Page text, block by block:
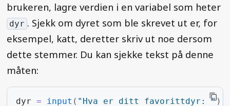
brukeren, lagre verdien i en variabel som heter
dyr . Sjekk om dyret som ble skrevet ut er, for
eksempel, katt, deretter skriv ut noe dersom
dette stemmer. Du kan sjekke tekst på denne
måten:
dyr = input ( "Hva er ditt favorittdyr: ")